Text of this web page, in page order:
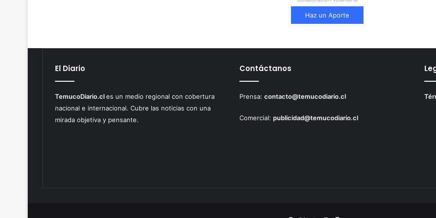
Haz un Aporte
El Diario
TemucoDiario.cles un medio regional con cobertura
nacional e internacional. Cubre las noticias con una
mirada objetiva y pensante.
Contáctanos
Prensa:contacto@temucodiario.cl
Comercial:publicidad@temucodiario.cl